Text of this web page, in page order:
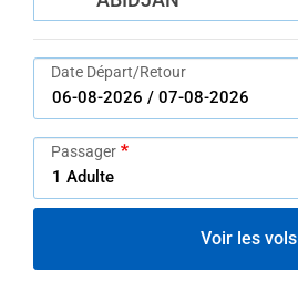
Date Départ/Retour
Passager
Voir les vols